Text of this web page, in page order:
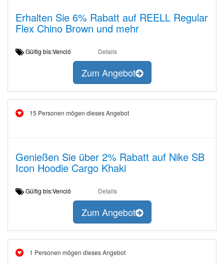
Erhalten Sie 6% Rabatt auf REELL Regular
Flex Chino Brown und mehr
Gültig bis:Venció Details
Zum Angebot
15 Personen mögen dieses Angebot
Genießen Sie über 2% Rabatt auf Nike SB
Icon Hoodie Cargo Khaki
Gültig bis:Venció Details
Zum Angebot
1 Personen mögen dieses Angebot